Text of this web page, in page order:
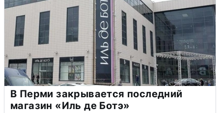
В Перми закрывается последний
магазин «Иль де Ботэ»